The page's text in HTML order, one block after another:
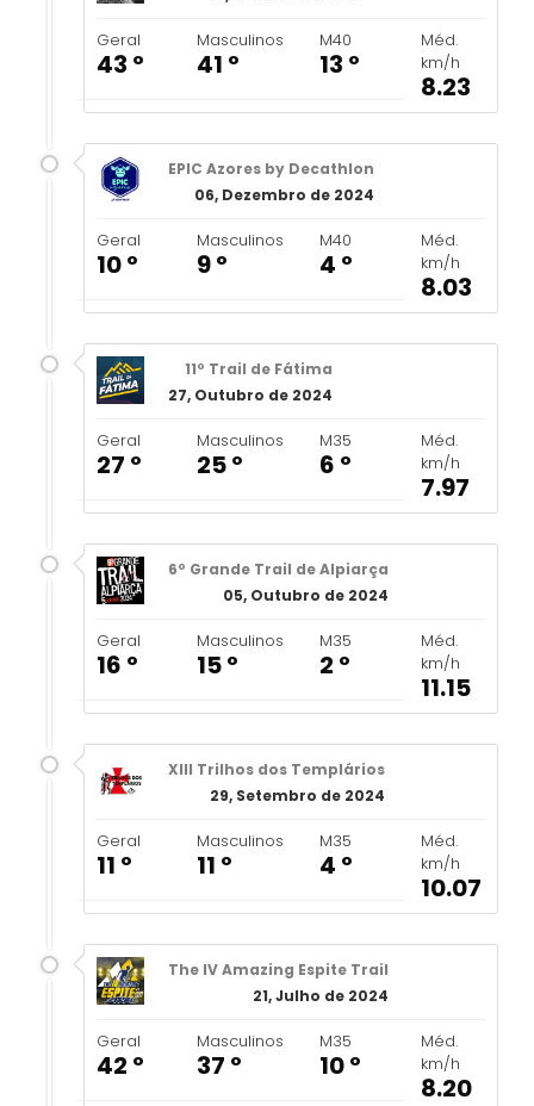
Geral
43 º
Masculinos
41 º
M40
13 º
Méd.
km/h
8.23
EPIC Azores by Decathlon
06, Dezembro de 2024
Geral
10 º
Masculinos
9 º
M40
4 º
Méd.
km/h
8.03
11º Trail de Fátima
27, Outubro de 2024
Geral
27 º
Masculinos
25 º
M35
6 º
Méd.
km/h
7.97
6º Grande Trail de Alpiarça
05, Outubro de 2024
Geral
16 º
Masculinos
15 º
M35
2 º
Méd.
km/h
11.15
XIII Trilhos dos Templários
29, Setembro de 2024
Geral
11 º
Masculinos
11 º
M35
4 º
Méd.
km/h
10.07
The IV Amazing Espite Trail
21, Julho de 2024
Geral
42 º
Masculinos
37 º
M35
10 º
Méd.
km/h
8.20